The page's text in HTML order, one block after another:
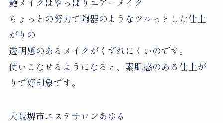
ちょっとの努力で陶器のようなツルっとした仕上
がりの
透明感のあるメイクがくずれにくいのです。
使いこなせるようになると、素肌感のある仕上が
りで好印象です。
大阪堺市エステサロンあゆる